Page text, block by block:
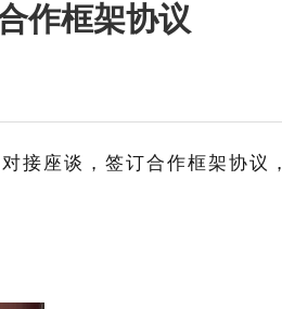
作框架协议
接座谈，签订合作框架协议，